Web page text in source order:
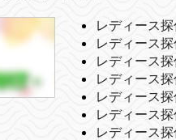
レディース
レディース
レディース
レディース
レディース
レディース
レディース